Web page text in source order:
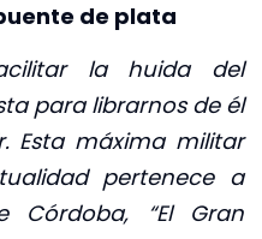
de plata
la huida del
para librarnos de él
Esta máxima militar
pertenece a
Córdoba, “El Gran